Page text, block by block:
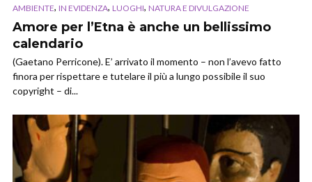
AMBIENTE, IN EVIDENZA, LUOGHI, NATURA E DIVULGAZIONE
Amore per l’Etna è anche un bellissimo
calendario
(Gaetano Perricone). E’ arrivato il momento – non l’avevo fatto
finora per rispettare e tutelare il più a lungo possibile il suo
copyright – di...